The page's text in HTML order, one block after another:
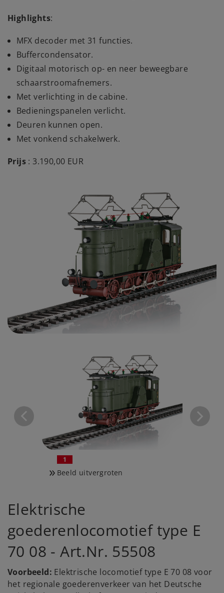
Highlights:
MFX decoder met 31 functies.
Buffercondensator.
Digitaal motorisch op- en neer beweegbare
schaarstroomafnemers.
Met verlichting in de cabine.
Bedieningspanelen verlicht.
Deuren kunnen open.
Met vonkend schakelwerk.
Prijs : 3.190,00 EUR
1
Beeld uitvergroten
Elektrische
goederenlocomotief type E
70 08 - Art.Nr. 55508
Voorbeeld: Elektrische locomotief type E 70 08 voor
het regionale goederenverkeer van het Deutsche